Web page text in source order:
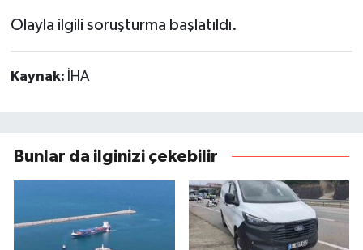
Olayla ilgili soruşturma başlatıldı.
Kaynak: İHA
Bunlar da ilginizi çekebilir